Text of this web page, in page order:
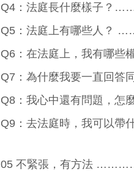
Q4：法庭長什麼
Q5：法庭上有哪
Q6：在法庭上，我有
Q7：為什麼我要一
Q8：我心中還有問
Q9：去法庭時，我
05 不緊張，有方